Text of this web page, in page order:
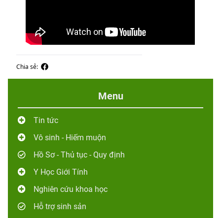
Chia sẻ:
Menu
Tin tức
Vô sinh - Hiếm muộn
Hồ Sơ - Thủ tục - Quy định
Y Học Giới Tính
Nghiên cứu khoa học
Hỗ trợ sinh sản